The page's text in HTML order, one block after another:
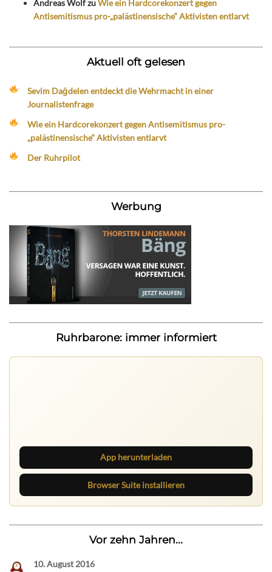
Andreas WolfzuWie ein Hardcorekonzert gegen
Antisemitismus pro-„palästinensische“ Aktivisten entlarvt
Aktuell oft gelesen
Sevim Dağdelen entdeckt die Wehrmacht in einer
Journalistenfrage
Wie ein Hardcorekonzert gegen Antisemitismus pro-
„palästinensische“ Aktivisten entlarvt
Der Ruhrpilot
Werbung
Ruhrbarone: immer informiert
App herunterladen
Browser Suite installieren
Vor zehn Jahren...
10. August 2016